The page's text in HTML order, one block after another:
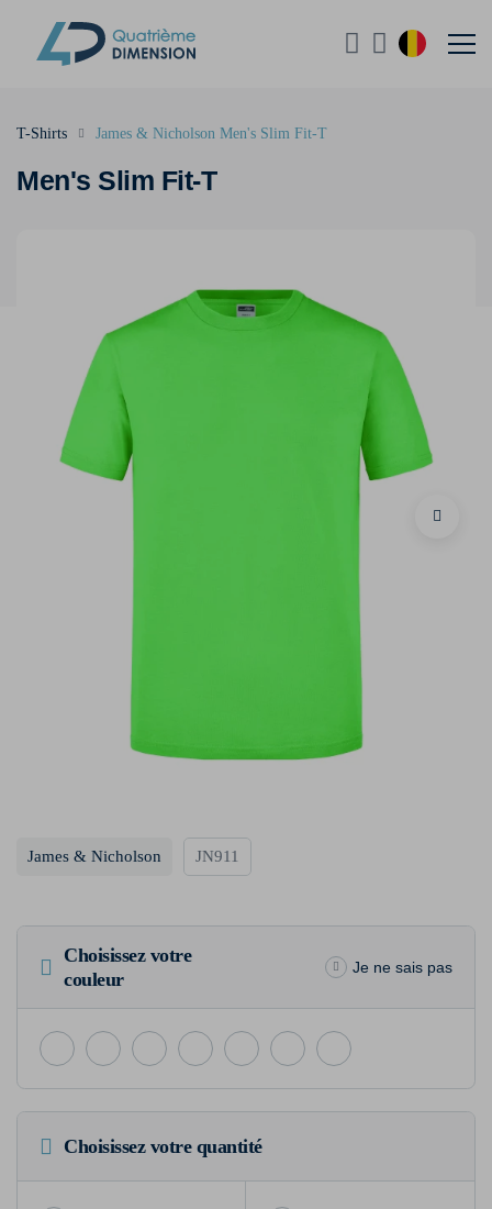
Men's Slim Fit-T
T-Shirts James & Nicholson Men's Slim Fit-T
James & Nicholson JN911
Choisissez votre
couleur
Je ne sais pas
Choisissez votre quantité